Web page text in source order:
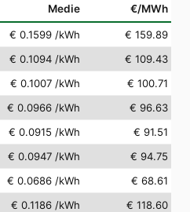
Medie €/MWh
€ 0.1599 /kWh
€ 159.89
€ 0.1094 /kWh
€ 109.43
€ 0.1007 /kWh
€ 100.71
€ 0.0966 /kWh
€ 96.63
€ 0.0915 /kWh
€ 91.51
€ 0.0947 /kWh
€ 94.75
€ 0.0686 /kWh
€ 68.61
€ 0.1186 /kWh
€ 118.60